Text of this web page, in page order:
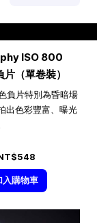
ISO 800
（單卷裝）
負片特別為昏暗場
出色彩豐富、曝光
入購物車